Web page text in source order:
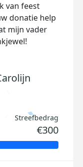
van feest
donatie help
mijn vader
Streefbedrag
€300